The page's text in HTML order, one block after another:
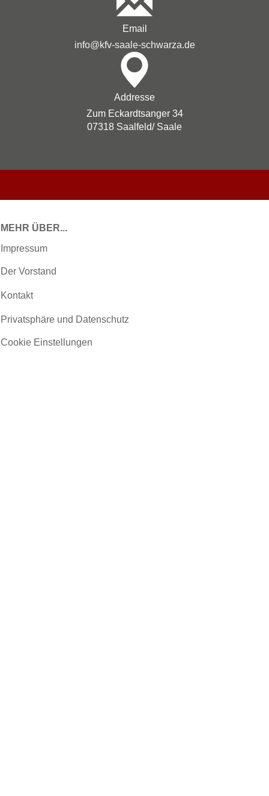
Email
info@kfv-saale-schwarza.de
Addresse
Zum Eckardtsanger 34
07318 Saalfeld/ Saale
MEHR ÜBER...
Impressum
Der Vorstand
Kontakt
Privatsphäre und Datenschutz
Cookie Einstellungen